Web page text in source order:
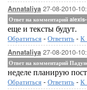
Annataliya 27-08-2010-
Ответ на комментарий
еще и тексты будут.
Обратиться - Ответить - К
Annataliya 27-08-2010-
Ответ на комментарий
неделе планирую
Обратиться - Ответить - К